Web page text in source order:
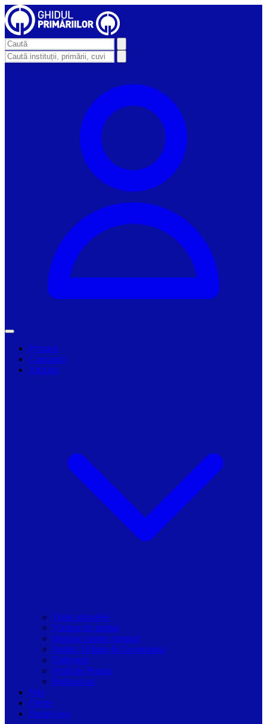
Primarii
Companii
Articole
Toate articolele
Viziune de primar
Resurse pentru primarii
Politici Urbane & Guvernanta
Dialoguri
Profil de Primar
Podcast-uri
Stiri
Oferte
Despre noi